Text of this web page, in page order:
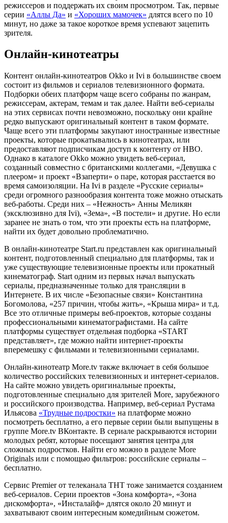
режиссеров и поддержать их своим просмотром. Так, первые
серии «Аллы Да» и «Хороших мамочек» длятся всего по 10
минут, но даже за такое короткое время успевают зацепить
зрителя.
Онлайн-кинотеатры
Контент онлайн-кинотеатров Okko и Ivi в большинстве своем
состоит из фильмов и сериалов телевизионного формата.
Подборки обеих платформ чаще всего собраны по жанрам,
режиссерам, актерам, темам и так далее. Найти веб-сериалы
на этих сервисах почти невозможно, поскольку они крайне
редко выпускают оригинальный контент в таком формате.
Чаще всего эти платформы закупают иностранные известные
проекты, которые прокатывались в кинотеатрах, или
предоставляют подписчикам доступ к контенту от HBO.
Однако в каталоге Okko можно увидеть веб-сериал,
созданный совместно с британскими коллегами, «Девушка с
плеером» и проект «Взаперти» о паре, которая расстается во
время самоизоляции. На Ivi в разделе «Русские сериалы»
среди огромного разнообразия контента тоже можно отыскать
веб-работы. Среди них – «Нежность» Анны Меликян
(эксклюзивно для Ivi), «Зема», «В постели» и другие. Но если
заранее не знать о том, что эти проекты есть на платформе,
найти их будет довольно проблематично.
В онлайн-кинотеатре Start.ru представлен как оригинальный
контент, подготовленный специально для платформы, так и
уже существующие телевизионные проекты или прокатный
кинематограф. Start одним из первых начал выпускать
сериалы, предназначенные только для трансляции в
Интернете. В их числе «Безопасные связи» Константина
Богомолова, «257 причин, чтобы жить», «Крыша мира» и т.д.
Все это отличные примеры веб-проектов, которые созданы
профессиональными кинематографистами. На сайте
платформы существует отдельная подборка «START
представляет», где можно найти интернет-проекты
вперемешку с фильмами и телевизионными сериалами.
Онлайн-кинотеатр More.tv также включает в себя большое
количество российских телевизионных и интернет-сериалов.
На сайте можно увидеть оригинальные проекты,
подготовленные специально для зрителей More, зарубежного
и российского производства. Например, веб-сериал Рустама
Ильясова «Трудные подростки» на платформе можно
посмотреть бесплатно, а его первые серии были выпущены в
группе More.tv ВКонтакте. В сериале раскрываются истории
молодых ребят, которые посещают занятия центра для
сложных подростков. Найти его можно в разделе More
Originals или с помощью фильтров: российские сериалы –
бесплатно.
Сервис Premier от телеканала ТНТ тоже занимается созданием
веб-сериалов. Серии проектов «Зона комфорта», «Зона
дискомфорта», «Инсталайф» длятся около 20 минут и
захватывают своим интересным комедийным сюжетом.